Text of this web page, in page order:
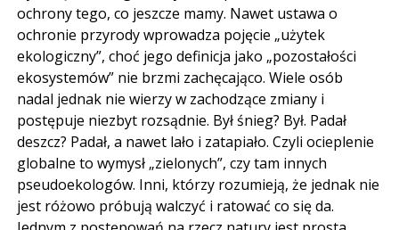
ochrony tego, co jeszcze mamy. Nawet ustawa o
ochronie przyrody wprowadza pojęcie „użytek
ekologiczny”, choć jego definicja jako „pozostałości
ekosystemów” nie brzmi zachęcająco. Wiele osób
nadal jednak nie wierzy w zachodzące zmiany i
postępuje niezbyt rozsądnie. Był śnieg? Był. Padał
deszcz? Padał, a nawet lało i zatapiało. Czyli ocieplenie
globalne to wymysł „zielonych”, czy tam innych
pseudoekologów. Inni, którzy rozumieją, że jednak nie
jest różowo próbują walczyć i ratować co się da.